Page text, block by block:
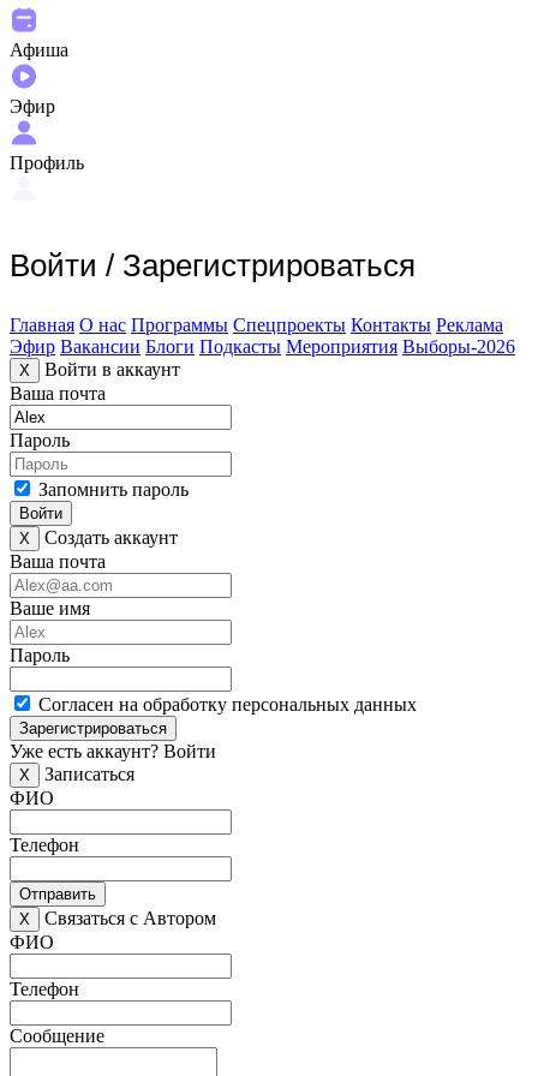
Афиша
Эфир
Профиль
Войти / Зарегистрироваться
Главная О нас Программы Спецпроекты Контакты Реклама
Эфир Вакансии Блоги Подкасты Мероприятия Выборы-2026
X
Войти в аккаунт
Ваша почта
Пароль
Запомнить пароль
Войти
X
Создать аккаунт
Ваша почта
Ваше имя
Пароль
Согласен на обработку персональных данных
Зарегистрироваться
Уже есть аккаунт? Войти
X
Записаться
ФИО
Телефон
Отправить
X
Связаться с Автором
ФИО
Телефон
Сообщение